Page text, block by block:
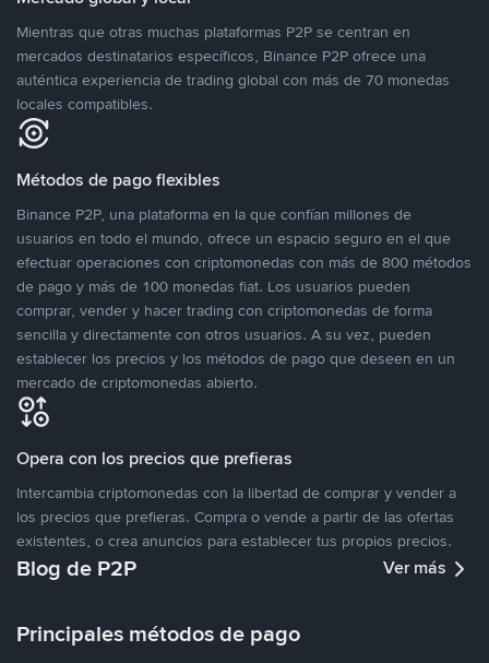
Mientras que otras muchas plataformas P2P se centran en
mercados destinatarios específicos, Binance P2P ofrece una
auténtica experiencia de trading global con más de 70 monedas
locales compatibles.
Métodos de pago flexibles
Binance P2P, una plataforma en la que confían millones de
usuarios en todo el mundo, ofrece un espacio seguro en el que
efectuar operaciones con criptomonedas con más de 800 métodos
de pago y más de 100 monedas fiat. Los usuarios pueden
comprar, vender y hacer trading con criptomonedas de forma
sencilla y directamente con otros usuarios. A su vez, pueden
establecer los precios y los métodos de pago que deseen en un
mercado de criptomonedas abierto.
Opera con los precios que prefieras
Intercambia criptomonedas con la libertad de comprar y vender a
los precios que prefieras. Compra o vende a partir de las ofertas
existentes, o crea anuncios para establecer tus propios precios.
Blog de P2P Ver más
Principales métodos de pago